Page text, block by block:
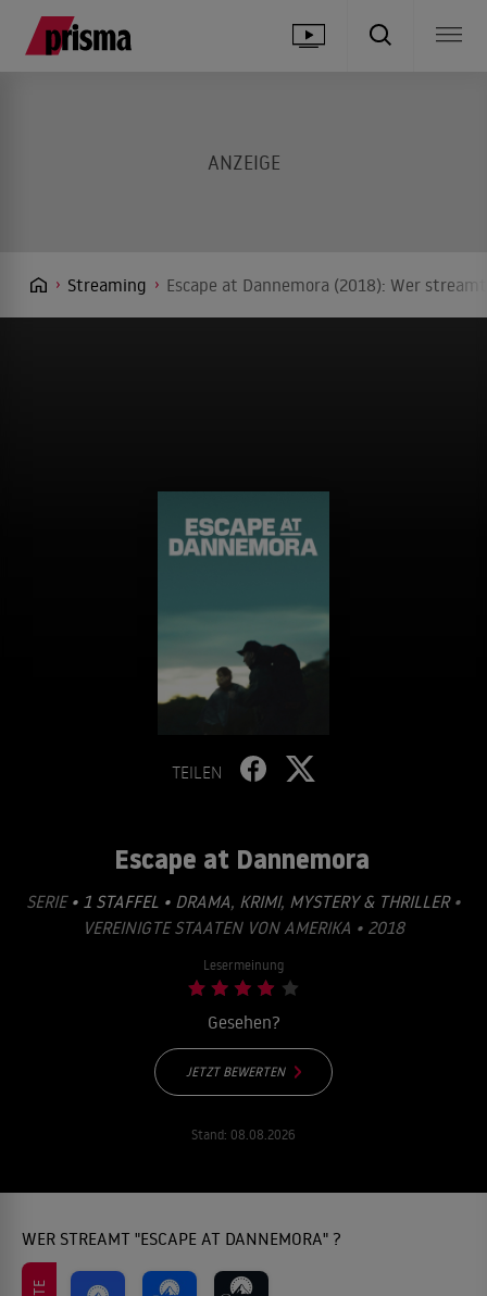
Streaming Escape at Dannemora (2018): Wer
TEILEN
Escape at Dannemora
SERIE • 1 STAFFEL • DRAMA, KRIMI, MYSTERY & THRILLER•
VEREINIGTE STAATEN VON AMERIKA • 2018
Lesermeinung
Gesehen?
JETZT BEWERTEN
Stand: 08.08.2026
WER STREAMT "ESCAPE AT DANNEMORA" ?